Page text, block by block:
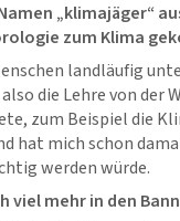
„klimajäger“
zum Klima
landläufig
also die Lehre von der
zum Beispiel die
hat mich schon
werden würde.
viel mehr in den